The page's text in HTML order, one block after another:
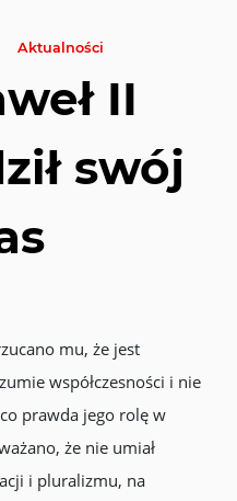
Aktualności
II
swój
mu, że jest
współczesności i nie
prawda jego rolę w
że nie umiał
i pluralizmu, na